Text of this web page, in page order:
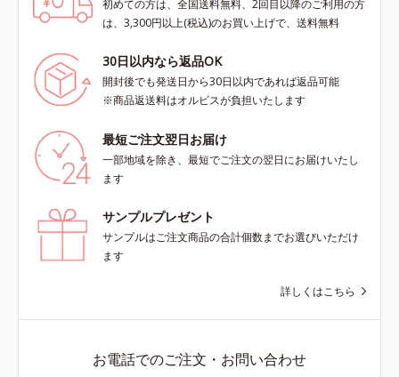
初めての方は、全国送料無料、2回目以降のご利用の方
は、3,300円以上(税込)のお買い上げで、送料無料
30日以内なら返品OK
開封後でも発送日から30日以内であれば返品可能
※商品返送料はオルビスが負担いたします
最短ご注文翌日お届け
一部地域を除き、最短でご注文の翌日にお届けいたし
ます
サンプルプレゼント
サンプルはご注文商品の合計個数までお選びいただけ
ます
詳しくはこちら
お電話でのご注文・お問い合わせ